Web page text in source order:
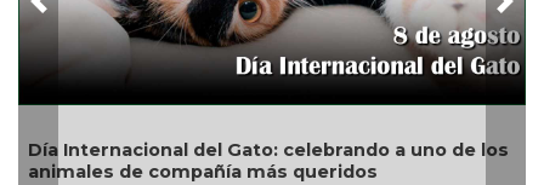
los
San Andrés Tuxtla alista su Festival Internacional
de Globos de Papel
Previous